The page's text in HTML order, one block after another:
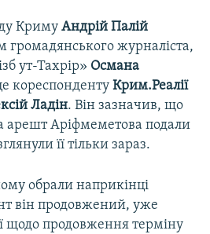
Криму Андрій Палій
журналіста,
ут-Тахрір» Османа
кореспонденту Крим.Реалії
Ладін. Він зазначив, що
арешт Аріфмеметова подали
її тільки зараз.
обрали наприкінці
він продовжений, уже
щодо продовження терміну